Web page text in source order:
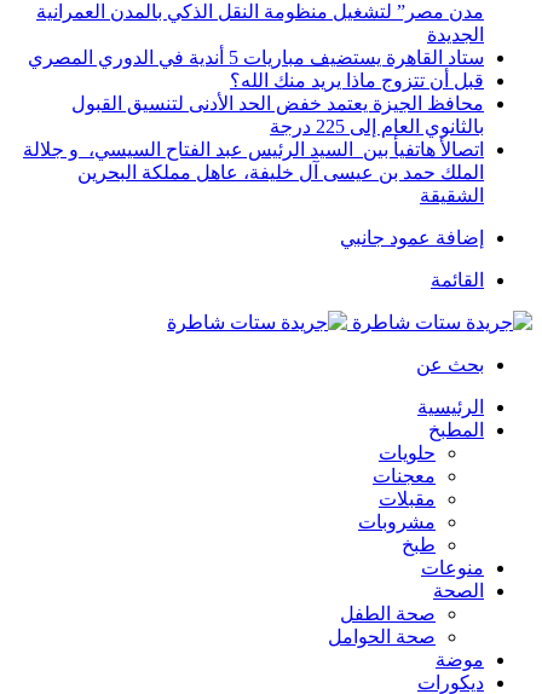
مدن مصر” لتشغيل منظومة النقل الذكي بالمدن العمرانية
الجديدة
ستاد القاهرة يستضيف مباريات 5 أندية في الدوري المصري
قبل أن تتزوج ماذا يريد منك الله؟
محافظ الجيزة يعتمد خفض الحد الأدنى لتنسيق القبول
بالثانوي العام إلى 225 درجة
اتصالأ هاتفيأ بين السيد الرئيس عبد الفتاح السيسي، و جلالة
الملك حمد بن عيسى آل خليفة، عاهل مملكة البحرين
الشقيقة
إضافة عمود جانبي
القائمة
بحث عن
الرئيسية
المطبخ
حلويات
معجنات
مقبلات
مشروبات
طبخ
منوعات
الصحة
صحة الطفل
صحة الحوامل
موضة
ديكورات